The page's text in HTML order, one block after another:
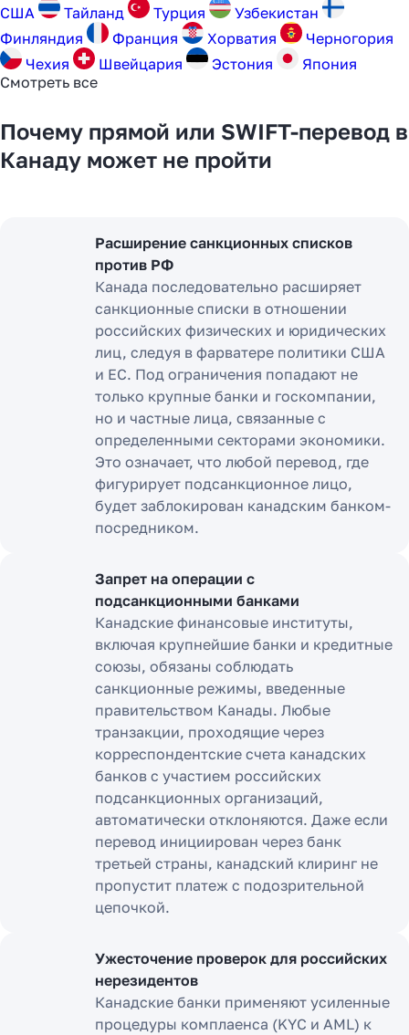
США Тайланд Турция
Узбекистан
Финляндия
Франция Хорватия
Черногория
Чехия
Швейцария Эстония
Япония
Смотреть все
Почему прямой или SWIFT-перевод в
Канаду может не пройти
Расширение санкционных списков
против РФ
Канада последовательно расширяет
санкционные списки в отношении
российских физических и юридических
лиц, следуя в фарватере политики США
и ЕС. Под ограничения попадают не
только крупные банки и госкомпании,
но и частные лица, связанные с
определенными секторами экономики.
Это означает, что любой перевод, где
фигурирует подсанкционное лицо,
будет заблокирован канадским банком-
посредником.
Запрет на операции с
подсанкционными банками
Канадские финансовые институты,
включая крупнейшие банки и кредитные
союзы, обязаны соблюдать
санкционные режимы, введенные
правительством Канады. Любые
транзакции, проходящие через
корреспондентские счета канадских
банков с участием российских
подсанкционных организаций,
автоматически отклоняются. Даже если
перевод инициирован через банк
третьей страны, канадский клиринг не
пропустит платеж с подозрительной
цепочкой.
Ужесточение проверок для российских
нерезидентов
Канадские банки применяют усиленные
процедуры комплаенса (KYC и AML) к